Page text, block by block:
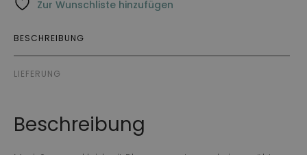
Zur Wunschliste hinzufügen
BESCHREIBUNG
LIEFERUNG
Beschreibung